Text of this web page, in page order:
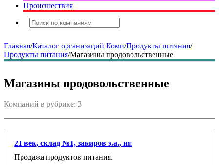
Происшествия
Главная/Каталог организаций Коми/Продукты питания/
Продукты питания/Магазины продовольственные
Магазины продовольственные
Компаний в рубрике: 3
21 век, склад №1, закиров э.а., ип
Продажа продуктов питания.